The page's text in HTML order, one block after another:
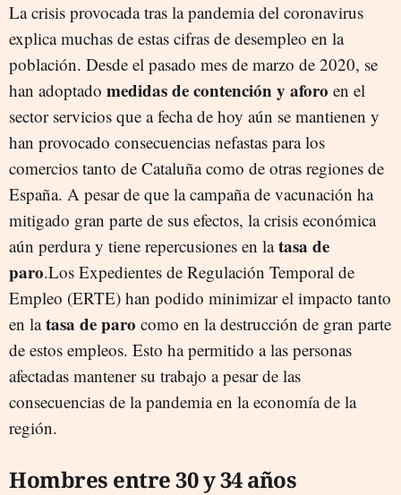
La crisis provocada tras la pandemia del coronavirus
explica muchas de estas cifras de desempleo en la
población. Desde el pasado mes de marzo de 2020, se
han adoptado medidas de contención y aforo en el
sector servicios que a fecha de hoy aún se mantienen y
han provocado consecuencias nefastas para los
comercios tanto de Cataluña como de otras regiones de
España. A pesar de que la campaña de vacunación ha
mitigado gran parte de sus efectos, la crisis económica
aún perdura y tiene repercusiones en latasa de
paro.Los Expedientes de Regulación Temporal de
Empleo (ERTE) han podido minimizar el impacto tanto
en latasa de paro como en la destrucción de gran parte
de estos empleos. Esto ha permitido a las personas
afectadas mantener su trabajo a pesar de las
consecuencias de la pandemia en la economía de la
región.
Hombres entre 30 y 34 años